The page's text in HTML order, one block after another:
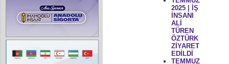
2025 | İŞ
İNSANI
ALİ
TÜREN
ÖZTÜRK
ZİYARET
EDİLDİ
TEMMUZ